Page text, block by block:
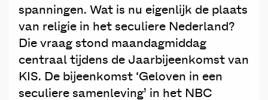
spanningen. Wat is nu eigenlijk de plaats
van religie in het seculiere Nederland?
Die vraag stond maandagmiddag
centraal tijdens de Jaarbijeenkomst van
KIS. De bijeenkomst ‘Geloven in een
seculiere samenleving’ in het NBC